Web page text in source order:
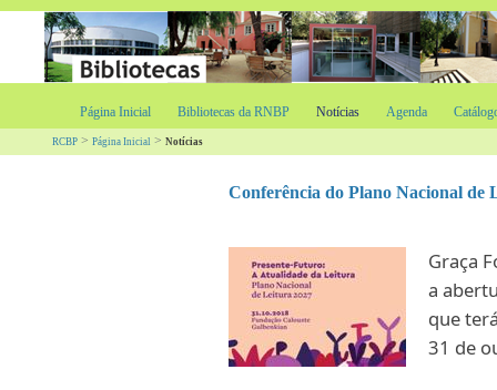
Página Inicial Bibliotecas da RNBP Notícias Agenda
RCBP > Página Inicial > Notícias
Conferência do Plano Nacional de
​Graça
a
que
31 de